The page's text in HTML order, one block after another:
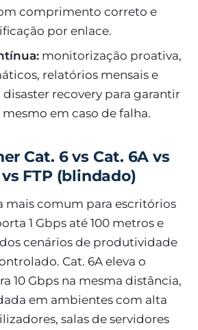
comprimento correto e
por enlace.
monitorização proativa,
relatórios mensais e
recovery para garantir
em caso de falha.
Cat. 6 vs Cat. 6A vs
FTP (blindado)
mais comum para escritórios
1 Gbps até 100 metros e
cenários de produtividade
Cat. 6A eleva o
10 Gbps na mesma distância,
em ambientes com alta
salas de servidores